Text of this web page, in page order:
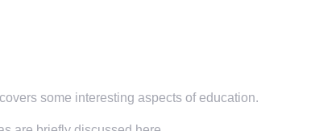
some interesting aspects of education.